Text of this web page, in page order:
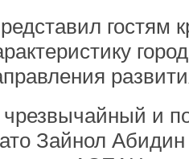
гостям
чрезвычайный и
Зайнол Абидин